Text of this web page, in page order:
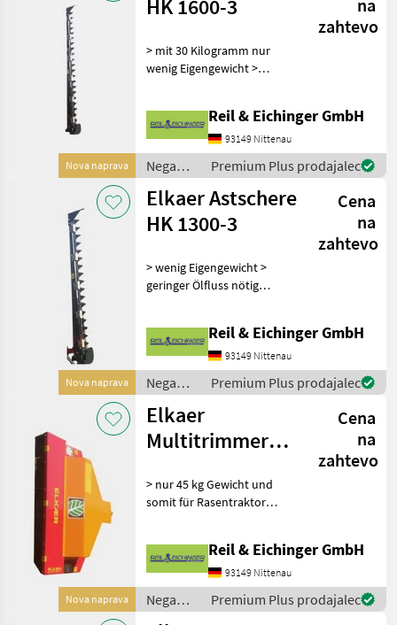
Nova naprava
HK 1600-3
na
zahtevo
> mit 30 Kilogramm nur
wenig Eigengewicht >
ohne umherfliegende Teile
wie Aststücke oder
Sägespäne > kann Äste
Reil & Eichinger GmbH
93149 Nittenau
Nega
dreves /
Elkaer
Premium Plus prodajalec
Nova naprava
Elkaer Astschere
HK 1300-3
Cena
na
zahtevo
> wenig Eigengewicht >
geringer Ölfluss nötig
(Aststücke, Sägespäne) >
Arbeitsbreite von 1, 30
Meter > für Äste bis 30 Milli
Reil & Eichinger GmbH
93149 Nittenau
Nega
dreves /
Elkaer
Premium Plus prodajalec
Nova naprava
Elkaer
Multitrimmer
Cena
na
zahtevo
> nur 45 kg Gewicht und
somit für Rasentraktor
Mulchmesser von jeweils 45
Zentimetern > schneidet &
zerkleinert
Reil & Eichinger GmbH
93149 Nittenau
Nega
dreves /
Premium Plus prodajalec